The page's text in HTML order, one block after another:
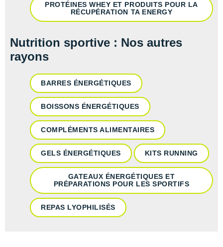
PROTÉINES WHEY ET PRODUITS POUR LA
RÉCUPÉRATION TA ENERGY
Nutrition sportive : Nos autres
rayons
BARRES ÉNERGÉTIQUES
BOISSONS ÉNERGÉTIQUES
COMPLÉMENTS ALIMENTAIRES
GELS ÉNERGÉTIQUES KITS RUNNING
GATEAUX ÉNERGÉTIQUES ET
PRÉPARATIONS POUR LES SPORTIFS
REPAS LYOPHILISÉS